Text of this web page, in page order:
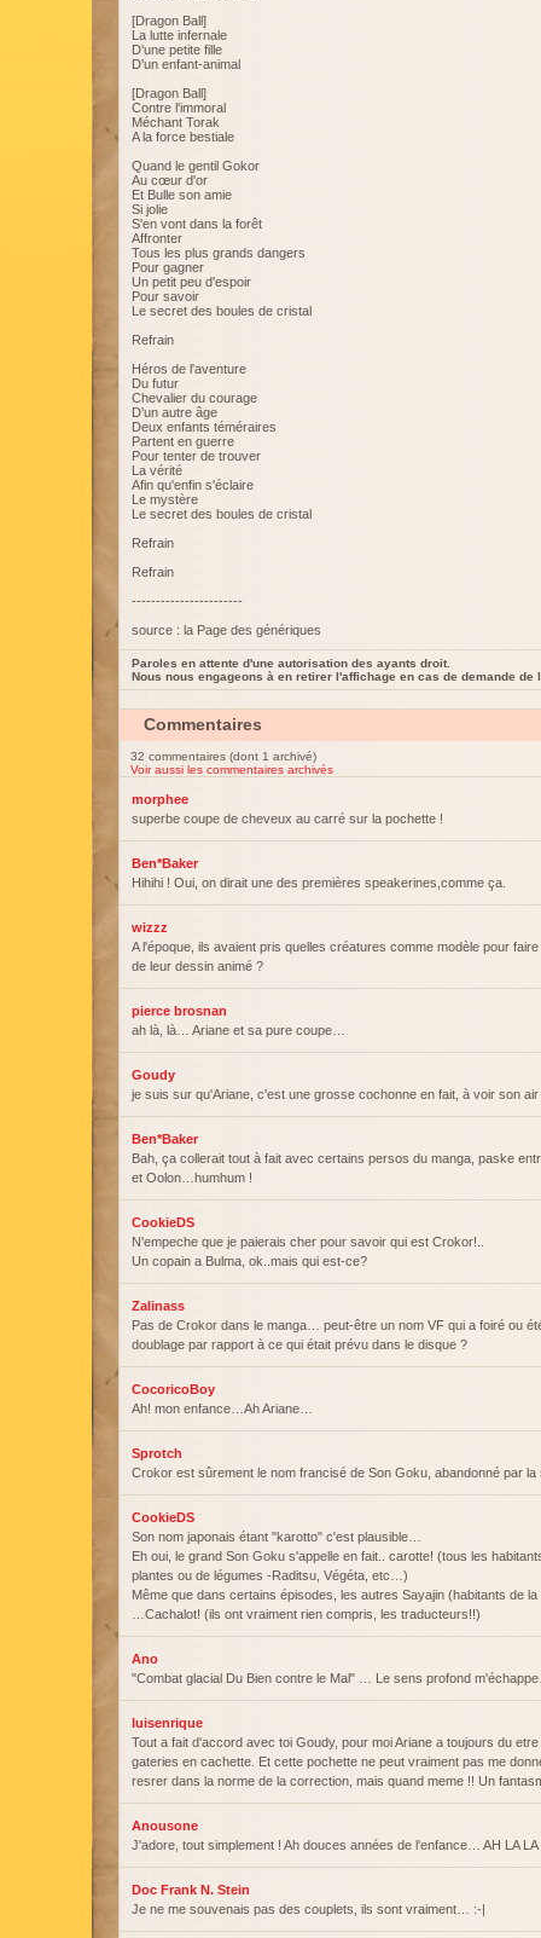
[Dragon Ball]
La lutte infernale
D'une petite fille
D'un enfant-animal
[Dragon Ball]
Contre l'immoral
Méchant Torak
A la force bestiale
Quand le gentil Gokor
Au cœur d'or
Et Bulle son amie
Si jolie
S'en vont dans la forêt
Affronter
Tous les plus grands dangers
Pour gagner
Un petit peu d'espoir
Pour savoir
Le secret des boules de cristal
Refrain
Héros de l'aventure
Du futur
Chevalier du courage
D'un autre âge
Deux enfants téméraires
Partent en guerre
Pour tenter de trouver
La vérité
Afin qu'enfin s'éclaire
Le mystère
Le secret des boules de cristal
Refrain
Refrain
-----------------------
source : la Page des génériques
Paroles en attente d'une autorisation des ayants droit.
Nous nous engageons à en retirer l'affichage en cas de demande de
Commentaires
32 commentaires (dont 1 archivé)
Voir aussi les commentaires archivés
morphee
superbe coupe de cheveux au carré sur la pochette !
Ben*Baker
Hihihi ! Oui, on dirait une des premières speakerines,comme ça.
wizzz
A l'époque, ils avaient pris quelles créatures comme modèle pour
de leur dessin animé ?
pierce brosnan
ah là, là… Ariane et sa pure coupe…
Goudy
je suis sur qu'Ariane, c'est une grosse cochonne en fait, à voir son
Ben*Baker
Bah, ça collerait tout à fait avec certains persos du manga, paske
et Oolon…humhum !
CookieDS
N'empeche que je paierais cher pour savoir qui est Crokor!..
Un copain a Bulma, ok..mais qui est-ce?
Zalinass
Pas de Crokor dans le manga… peut-être un nom VF qui a foiré ou
doublage par rapport à ce qui était prévu dans le disque ?
CocoricoBoy
Ah! mon enfance…Ah Ariane…
Sprotch
Crokor est sûrement le nom francisé de Son Goku, abandonné par la
CookieDS
Son nom japonais étant "karotto" c'est plausible…
Eh oui, le grand Son Goku s'appelle en fait.. carotte! (tous les
plantes ou de légumes -Raditsu, Végéta, etc…)
Même que dans certains épisodes, les autres Sayajin (habitants de
…Cachalot! (ils ont vraiment rien compris, les traducteurs!!)
Ano
"Combat glacial Du Bien contre le Mal" … Le sens profond
luisenrique
Tout a fait d'accord avec toi Goudy, pour moi Ariane a toujours du
gateries en cachette. Et cette pochette ne peut vraiment pas me
resrer dans la norme de la correction, mais quand meme !! Un
Anousone
J'adore, tout simplement ! Ah douces années de l'enfance… AH LA LA
Doc Frank N. Stein
Je ne me souvenais pas des couplets, ils sont vraiment… :-|